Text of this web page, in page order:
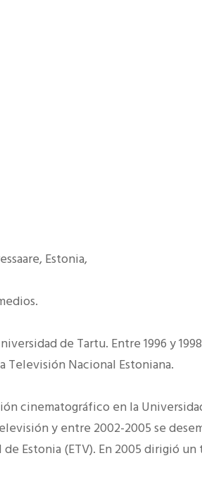
Estonia,
de Tartu. Entre 1996 y
Televisión Nacional Estoniana.
cinematográfico en la
y entre 2002-2005 se
Estonia (ETV). En 2005 dirigió